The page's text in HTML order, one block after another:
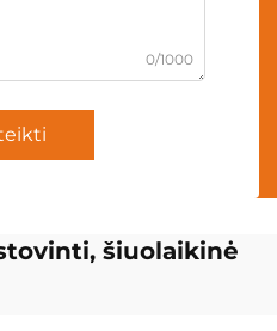
0/1000
šiuolaikinė